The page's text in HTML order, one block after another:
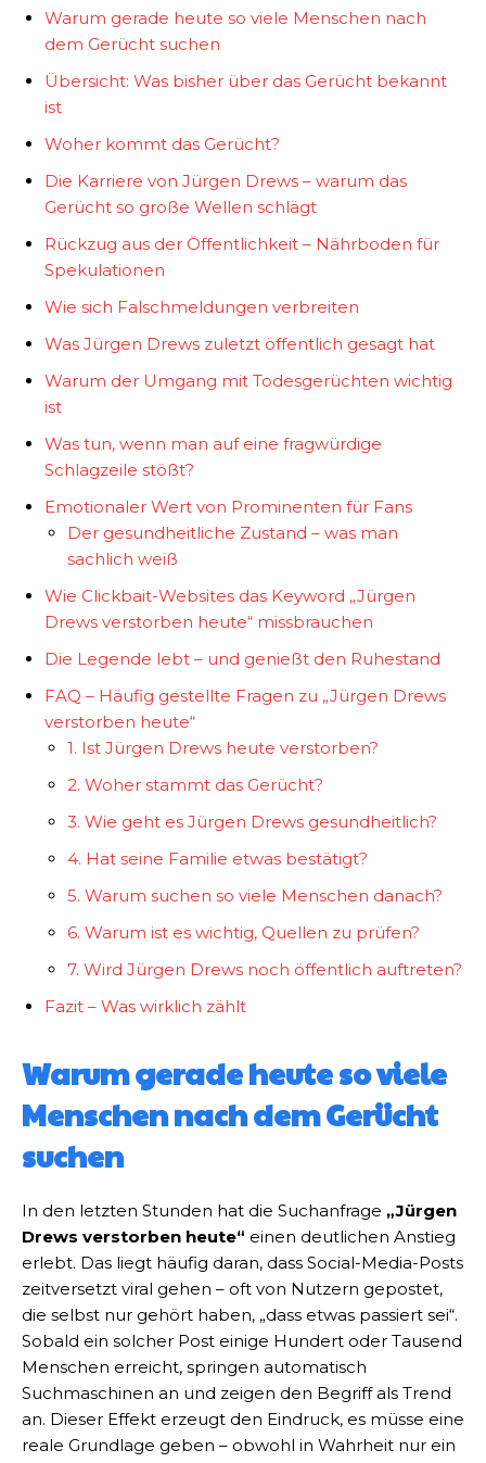
Warum gerade heute so viele Menschen nach
dem Gerücht suchen
Übersicht: Was bisher über das Gerücht bekannt
ist
Woher kommt das Gerücht?
Die Karriere von Jürgen Drews – warum das
Gerücht so große Wellen schlägt
Rückzug aus der Öffentlichkeit – Nährboden für
Spekulationen
Wie sich Falschmeldungen verbreiten
Was Jürgen Drews zuletzt öffentlich gesagt hat
Warum der Umgang mit Todesgerüchten wichtig
ist
Was tun, wenn man auf eine fragwürdige
Schlagzeile stößt?
Emotionaler Wert von Prominenten für Fans
Der gesundheitliche Zustand – was man
sachlich weiß
Wie Clickbait-Websites das Keyword „Jürgen
Drews verstorben heute“ missbrauchen
Die Legende lebt – und genießt den Ruhestand
FAQ – Häufig gestellte Fragen zu „Jürgen Drews
verstorben heute“
1. Ist Jürgen Drews heute verstorben?
2. Woher stammt das Gerücht?
3. Wie geht es Jürgen Drews gesundheitlich?
4. Hat seine Familie etwas bestätigt?
5. Warum suchen so viele Menschen danach?
6. Warum ist es wichtig, Quellen zu prüfen?
7. Wird Jürgen Drews noch öffentlich auftreten?
Fazit – Was wirklich zählt
Warum gerade heute so viele
Menschen nach dem Gerücht
suchen
In den letzten Stunden hat die Suchanfrage „Jürgen
Drews verstorben heute“ einen deutlichen Anstieg
erlebt. Das liegt häufig daran, dass Social-Media-Posts
zeitversetzt viral gehen – oft von Nutzern gepostet,
die selbst nur gehört haben, „dass etwas passiert sei“.
Sobald ein solcher Post einige Hundert oder Tausend
Menschen erreicht, springen automatisch
Suchmaschinen an und zeigen den Begriff als Trend
an. Dieser Effekt erzeugt den Eindruck, es müsse eine
reale Grundlage geben – obwohl in Wahrheit nur ein